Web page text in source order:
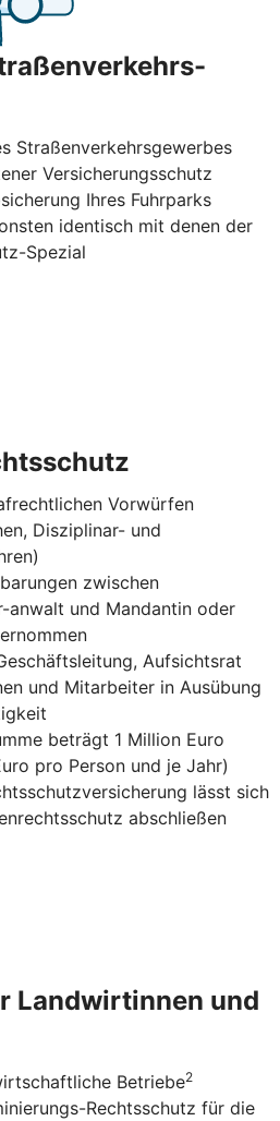
Straßenverkehrs­gewerbes
Versicherungsschutz
Ihres Fuhrparks
identisch mit denen der
Spezial
Vorwürfen
Disziplinar- und
zwischen
anwalt und Mandantin oder
Aufsichtsrat
und Mitarbeiter in Ausübung
beträgt 1 Million Euro
pro Person und je Jahr)
lässt sich
abschließen
Landwirtinnen und
Betriebe2
Rechtsschutz für die